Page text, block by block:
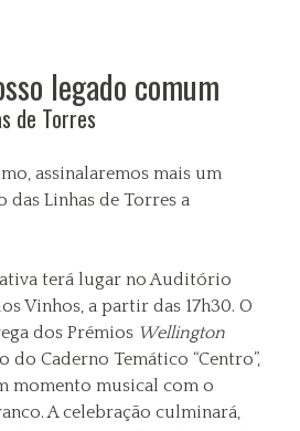
legado comum
de Torres
assinalaremos mais um
das Linhas de Torres a
terá lugar no Auditório
Vinhos, a partir das 17h30. O
dos Prémios Wellington
do Caderno Temático “Centro”,
momento musical com o
A celebração culminará,